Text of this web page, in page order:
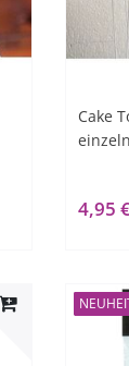
Cake
4,95